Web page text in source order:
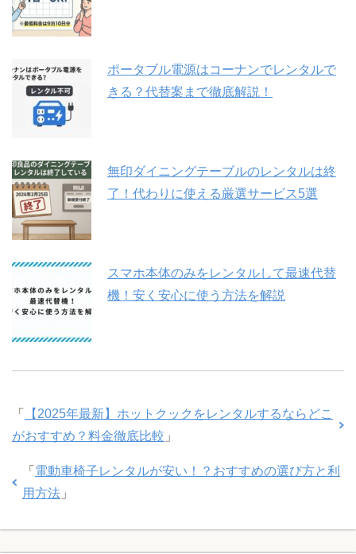
ポータブル電源はコーナンでレンタルで
きる？代替案まで徹底解説！
無印ダイニングテーブルのレンタルは終
了！代わりに使える厳選サービス5選
スマホ本体のみをレンタルして最速代替
機！安く安心に使う方法を解説
「
【2025年最新】ホットクックをレンタルするならどこ
がおすすめ？料金徹底比較 」
「 電動車椅子レンタルが安い！？おすすめの選び方と利
用方法 」